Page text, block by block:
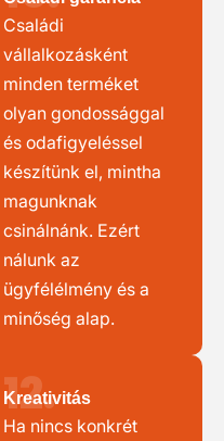
Családi
vállalkozásként
minden terméket
olyan gondossággal
és odafigyeléssel
készítünk el, mintha
magunknak
csinálnánk. Ezért
nálunk az
ügyfélélmény és a
minőség alap.
12.
Kreativitás
Ha nincs konkrét